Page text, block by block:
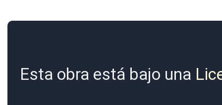
Esta obra está bajo una